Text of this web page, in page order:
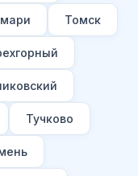
Томск
Тучково